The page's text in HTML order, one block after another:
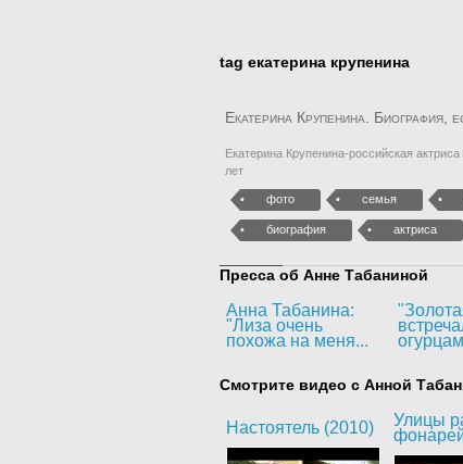
tag екатерина крупенина
Екатерина Крупенина. Биография,
Екатерина Крупенина-российская
лет
фото семья
биография актриса
Пресса об Анне Табаниной
Анна Табанина:
"Лиза очень
похожа на меня...
Смотрите видео с Анной
Настоятель (2010)
Улицы